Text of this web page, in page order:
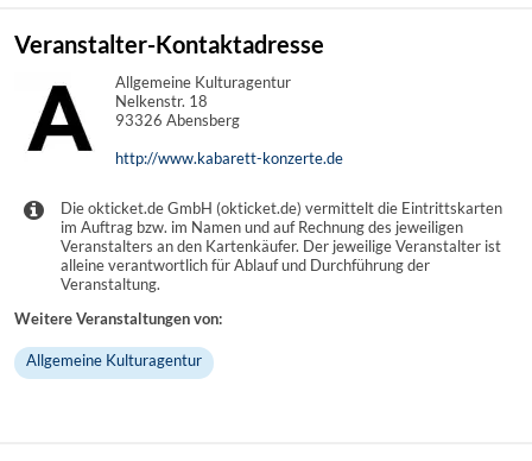
Veranstalter-Kontaktadresse
Allgemeine Kulturagentur
Nelkenstr. 18
93326 Abensberg
http://www.kabarett-konzerte.de
Die okticket.de GmbH (okticket.de) vermittelt die Eintrittskarten
im Auftrag bzw. im Namen und auf Rechnung des jeweiligen
Veranstalters an den Kartenkäufer. Der jeweilige Veranstalter ist
alleine verantwortlich für Ablauf und Durchführung der
Veranstaltung.
Weitere Veranstaltungen von:
Allgemeine Kulturagentur